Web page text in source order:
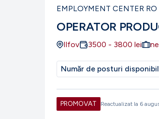
EMPLOYMENT CENTER RO
OPERATOR
Ilfov 3500 - 3800 lei
Număr de posturi
PROMOVAT Reactualizat la 6